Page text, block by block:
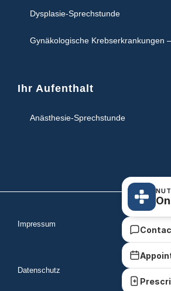
Dysplasie-Sprechstunde
Gynäkologische Krebserkrankungen
Ihr Aufenthalt
Anästhesie-Sprechstunde
Impressum
Datenschutz